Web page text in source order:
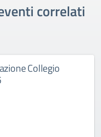
correlati
Collegio